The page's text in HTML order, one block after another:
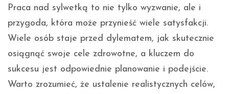
Praca nad sylwetką to nie tylko wyzwanie, ale i
przygoda, która może przynieść wiele satysfakcji.
Wiele osób staje przed dylematem, jak skutecznie
osiągnąć swoje cele zdrowotne, a kluczem do
sukcesu jest odpowiednie planowanie i podejście.
Warto zrozumieć, że ustalenie realistycznych celów,